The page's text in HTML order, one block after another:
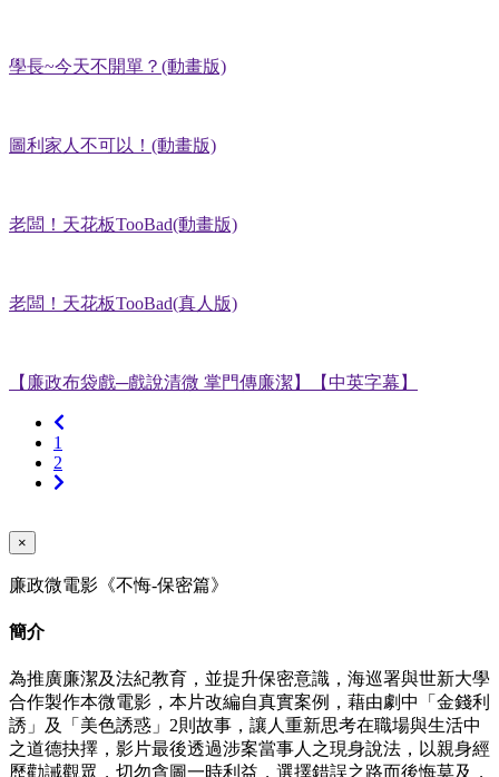
學長~今天不開單？(動畫版)
圖利家人不可以！(動畫版)
老闆！天花板TooBad(動畫版)
老闆！天花板TooBad(真人版)
【廉政布袋戲─戲說清微 掌門傳廉潔】【中英字幕】
上
一
頁
1
2
下
×
廉政微電影《不悔-保密篇》
簡介
為推廣廉潔及法紀教育，並提升保密意識，海巡署與世新大學
合作製作本微電影，本片改編自真實案例，藉由劇中「金錢利
誘」及「美色誘惑」2則故事，讓人重新思考在職場與生活中
之道德抉擇，影片最後透過涉案當事人之現身說法，以親身經
歷勸誡觀眾，切勿貪圖一時利益，選擇錯誤之路而後悔莫及，